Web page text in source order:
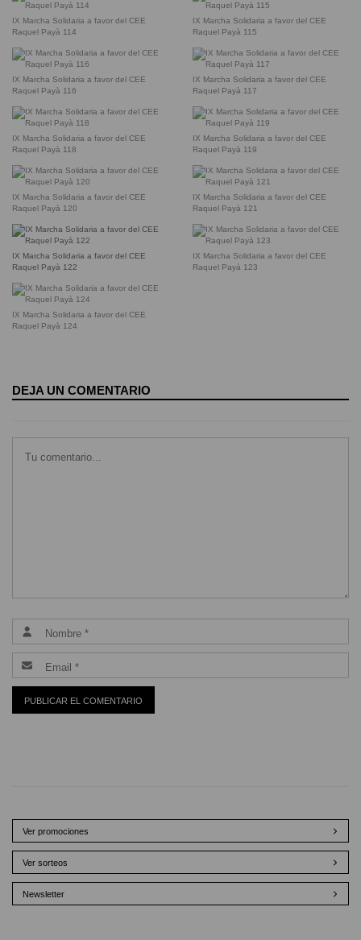
IX Marcha Solidaria a favor del CEE
Raquel Payà 114
IX Marcha Solidaria a favor del CEE
Raquel Payà 115
IX Marcha Solidaria a favor del CEE
Raquel Payà 116
IX Marcha Solidaria a favor del CEE
Raquel Payà 117
IX Marcha Solidaria a favor del CEE
Raquel Payà 118
IX Marcha Solidaria a favor del CEE
Raquel Payà 119
IX Marcha Solidaria a favor del CEE
Raquel Payà 120
IX Marcha Solidaria a favor del CEE
Raquel Payà 121
IX Marcha Solidaria a favor del CEE
Raquel Payà 122
IX Marcha Solidaria a favor del CEE
Raquel Payà 123
IX Marcha Solidaria a favor del CEE
Raquel Payà 124
DEJA UN COMENTARIO
Ver promociones
Ver sorteos
Newsletter